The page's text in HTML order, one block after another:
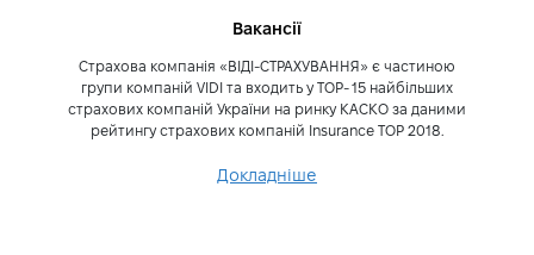
Вакансії
Страхова компанія «ВІДІ-СТРАХУВАННЯ» є частиною
групи компаній VIDI та входить у TOP- 15 найбільших
страхових компаній України на ринку КАСКО за даними
рейтингу страхових компаній Insurance TOP 2018.
Докладніше